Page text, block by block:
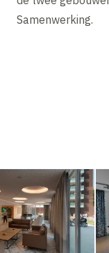
Samenwerking.